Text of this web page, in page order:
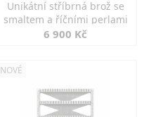
Unikátní stříbrná brož se
smaltem a říčními perlami
6 900 Kč
NOVÉ